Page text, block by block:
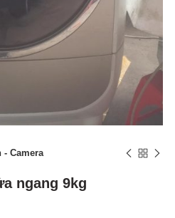
Camera
ngang 9kg